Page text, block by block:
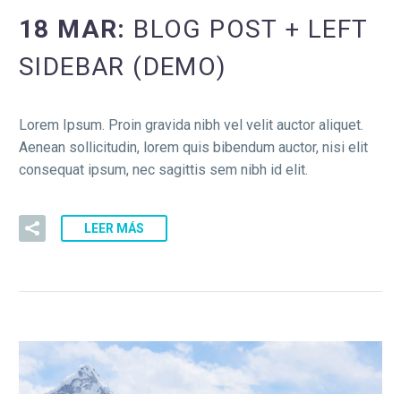
18 MAR: BLOG POST + LEFT
SIDEBAR (DEMO)
Lorem Ipsum. Proin gravida nibh vel velit auctor aliquet.
Aenean sollicitudin, lorem quis bibendum auctor, nisi elit
consequat ipsum, nec sagittis sem nibh id elit.
LEER MÁS